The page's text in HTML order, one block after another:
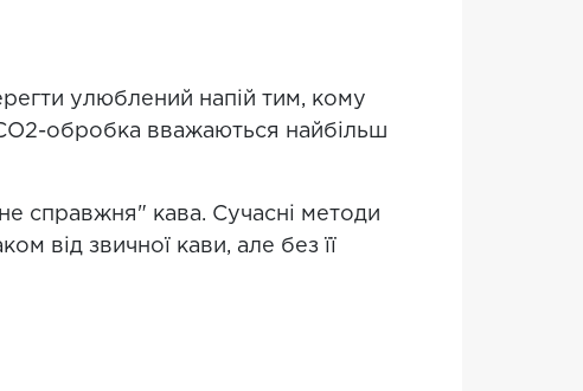
улюблений напій тим, кому
обробка вважаються найбільш
справжня" кава. Сучасні методи
від звичної кави, але без її